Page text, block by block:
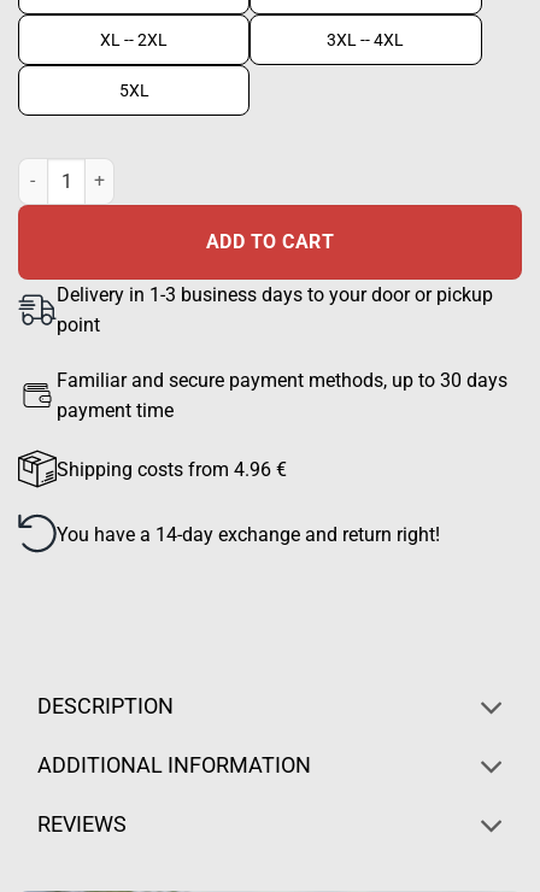
XL -- 2XL 3XL -- 4XL
5XL
Tactical Hi-Vis vest EN 20471 Red + Silver quantity
ADD TO CART
Delivery in 1-3 business days to your door or pickup
point
Familiar and secure payment methods, up to 30 days
payment time
Shipping costs from 4.96 €
You have a 14-day exchange and return right!
DESCRIPTION
ADDITIONAL INFORMATION
REVIEWS